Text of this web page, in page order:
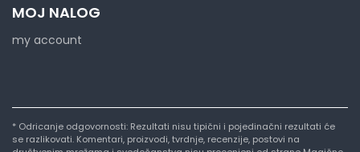
MOJ NALOG
my account
* Odricanje odgovornosti: Rezultati nisu tipični i pojedinačni rezultati će
se razlikovati. Komentari, proizvodi, tvrdnje, recenzije, postovi na